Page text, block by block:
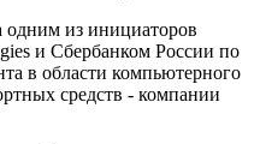
одним из инициаторов
и Сбербанком России по
в области компьютерного
средств - компании